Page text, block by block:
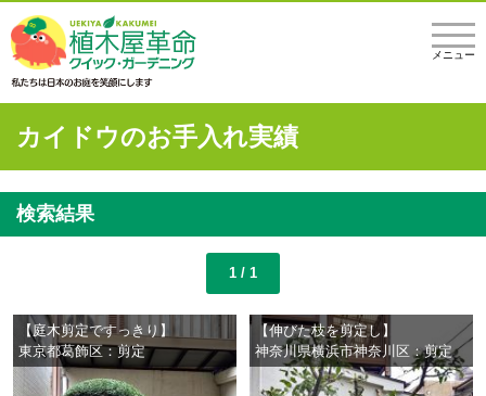
メニュー
カイドウのお手入れ実績
検索結果
1 / 1
【庭木剪定ですっきり】
東京都葛飾区：剪定
【伸びた枝を剪定し】
神奈川県横浜市神奈川区：剪定